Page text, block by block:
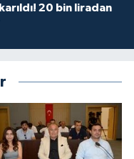
20 bin liradan